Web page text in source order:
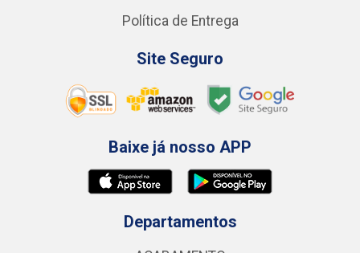
Política de Entrega
Site Seguro
Baixe já nosso APP
Departamentos